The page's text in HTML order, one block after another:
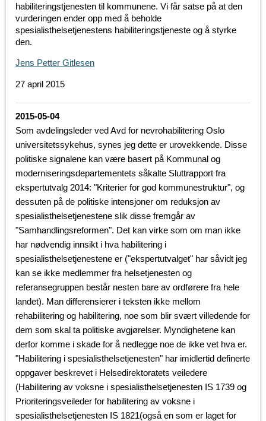
habiliteringstjenesten til kommunene. Vi får satse på at den
vurderingen ender opp med å beholde
spesialisthelsetjenestens habiliteringstjeneste og å styrke
den.
Jens Petter Gitlesen
27 april 2015
2015-05-04
Som avdelingsleder ved Avd for nevrohabilitering Oslo
universitetssykehus, synes jeg dette er urovekkende. Disse
politiske signalene kan være basert på Kommunal og
moderniseringsdepartementets såkalte Sluttrapport fra
ekspertutvalg 2014: "Kriterier for god kommunestruktur", og
dessuten på de politiske intensjoner om reduksjon av
spesialisthelsetjenestene slik disse fremgår av
"Samhandlingsreformen". Det kan virke som om man ikke
har nødvendig innsikt i hva habilitering i
spesialisthelsetjenestene er ("ekspertutvalget" har såvidt jeg
kan se ikke medlemmer fra helsetjenesten og
referansegruppen består nesten bare av ordførere fra hele
landet). Man differensierer i teksten ikke mellom
rehabilitering og habilitering, noe som blir svært villedende for
dem som skal ta politiske avgjørelser. Myndighetene kan
derfor komme i skade for å nedlegge noe de ikke vet hva er.
"Habilitering i spesialisthelsetjenesten" har imidlertid definerte
oppgaver beskrevet i Helsedirektoratets veiledere
(Habilitering av voksne i spesialisthelsetjenesten IS 1739 og
Prioriteringsveileder for habilitering av voksne i
spesialisthelsetjenesten IS 1821(også en som er laget for